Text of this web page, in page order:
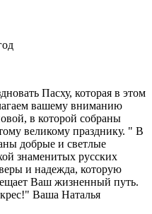
Пасху, которая в этом
вашему вниманию
в которой собраны
великому празднику. " В
добрые и светлые
знаменитых русских
и надежда, которую
Ваш жизненный путь.
Ваша Наталья